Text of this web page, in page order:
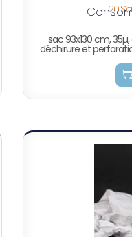
20
sac 93x130 cm,
déchirure et